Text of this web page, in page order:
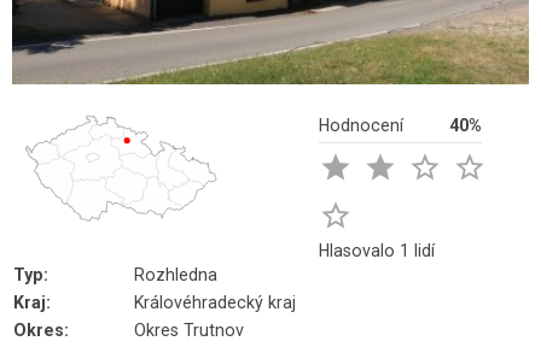
Hodnocení 40%
   

Hlasovalo 1 lidí
Typ:
Rozhledna
Kraj:
Královéhradecký kraj
Okres:
Okres Trutnov